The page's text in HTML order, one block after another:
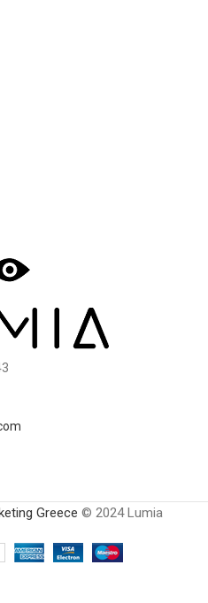
Greece © 2024 Lumia